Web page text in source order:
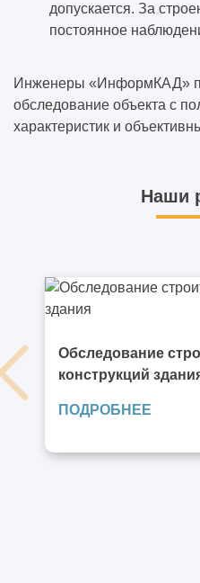
допускается. За
постоянное
Инженеры «ИнформКАД»
обследование объекта с
характеристик и
Наши
Обследование
конструкций
ПОДРОБНЕЕ